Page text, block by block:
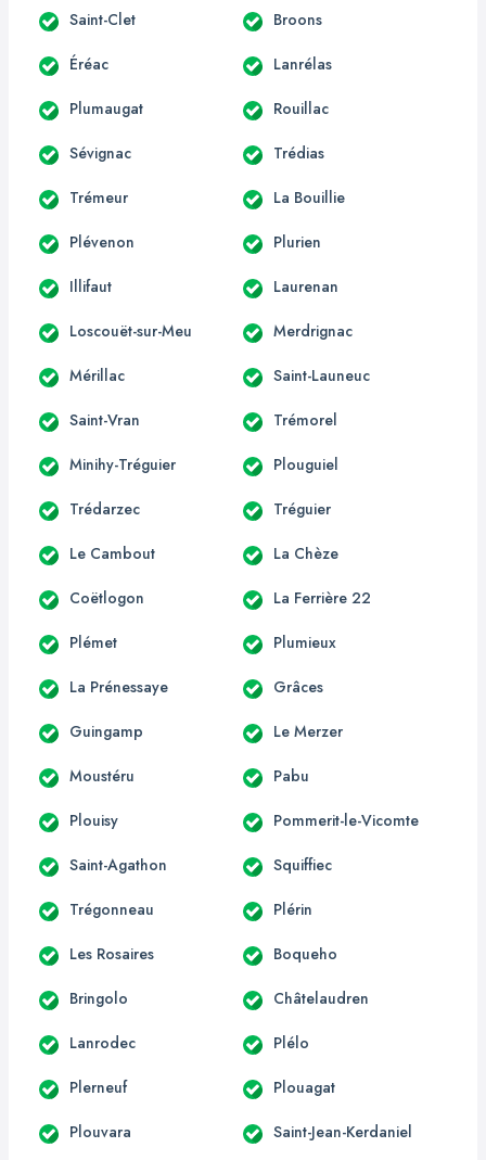
Saint-Clet Broons
Éréac Lanrélas
Plumaugat Rouillac
Sévignac Trédias
Trémeur La Bouillie
Plévenon Plurien
Illifaut Laurenan
Loscouët-sur-Meu Merdrignac
Mérillac Saint-Launeuc
Saint-Vran Trémorel
Minihy-Tréguier Plouguiel
Trédarzec Tréguier
Le Cambout La Chèze
Coëtlogon La Ferrière 22
Plémet Plumieux
La Prénessaye Grâces
Guingamp Le Merzer
Moustéru Pabu
Plouisy Pommerit-le-Vicomte
Saint-Agathon Squiffiec
Trégonneau Plérin
Les Rosaires Boqueho
Bringolo Châtelaudren
Lanrodec Plélo
Plerneuf Plouagat
Plouvara Saint-Jean-Kerdaniel